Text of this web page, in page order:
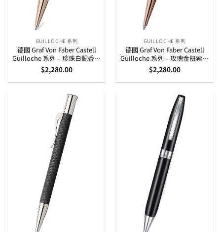
GUILLOCHE 系列
德國 Graf Von Faber Castell
Guilloche 系列 – 珍珠白配香檳
金扭索紋原子筆 (145347)
$2,280.00
GUILLOCHE 系列
德國 Graf Von Faber Castell
Guilloche 系列 – 玫瑰金扭索紋
原子筆 (145337)
$2,280.00